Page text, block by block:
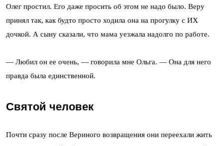
Олег простил. Его даже просить об этом не надо было. Веру
принял так, как будто просто ходила она на прогулку с ИХ
дочкой. А сыну сказали, что мама уезжала надолго по работе.
— Любил он ее очень, — говорила мне Ольга. — Она для него
правда была единственной.
Святой человек
Почти сразу после Вериного возвращения они переехали жить